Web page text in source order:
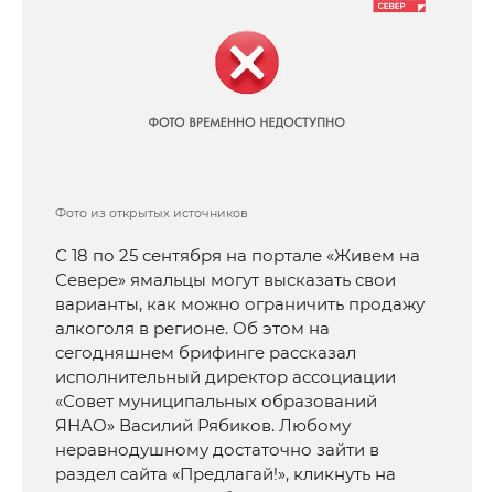
Фото из открытых источников
С 18 по 25 сентября на портале «Живем на
Севере» ямальцы могут высказать свои
варианты, как можно ограничить продажу
алкоголя в регионе. Об этом на
сегодняшнем брифинге рассказал
исполнительный директор ассоциации
«Совет муниципальных образований
ЯНАО» Василий Рябиков. Любому
неравнодушному достаточно зайти в
раздел сайта «Предлагай!», кликнуть на